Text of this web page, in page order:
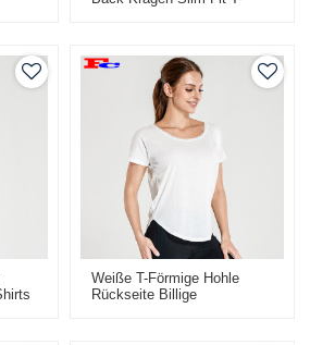
Weiße T-Förmige Hohle
Rückseite Billige